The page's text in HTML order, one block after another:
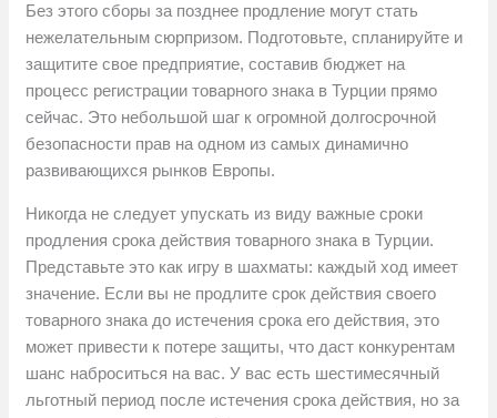
Без этого сборы за позднее продление могут стать
нежелательным сюрпризом. Подготовьте, спланируйте и
защитите свое предприятие, составив бюджет на
процесс регистрации товарного знака в Турции прямо
сейчас. Это небольшой шаг к огромной долгосрочной
безопасности прав на одном из самых динамично
развивающихся рынков Европы.
Никогда не следует упускать из виду важные сроки
продления срока действия товарного знака в Турции.
Представьте это как игру в шахматы: каждый ход имеет
значение. Если вы не продлите срок действия своего
товарного знака до истечения срока его действия, это
может привести к потере защиты, что даст конкурентам
шанс наброситься на вас. У вас есть шестимесячный
льготный период после истечения срока действия, но за